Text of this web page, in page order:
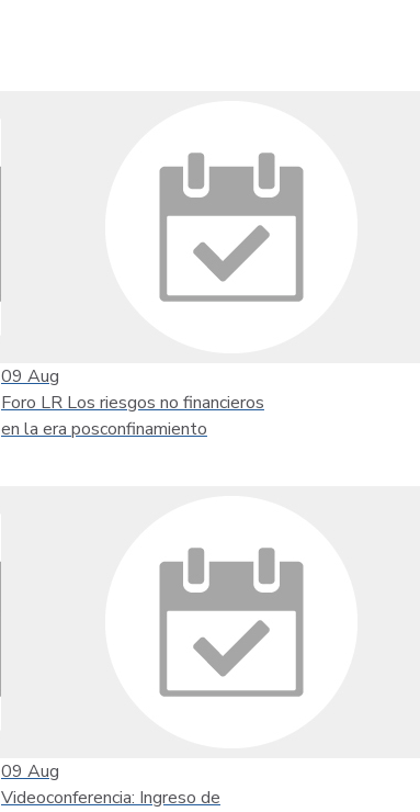
09 Aug
Foro LR Los riesgos no financieros
en la era posconfinamiento
09 Aug
Videoconferencia: Ingreso de